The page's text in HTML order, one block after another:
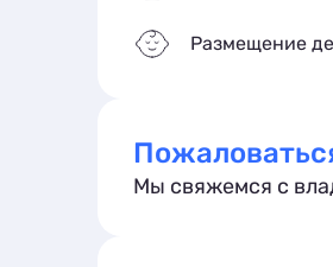
Размещение
Мы свяжемся с